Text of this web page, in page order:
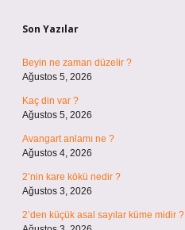
Son Yazılar
Beyin ne zaman düzelir ?
Ağustos 5, 2026
Kaç din var ?
Ağustos 5, 2026
Avangart anlamı ne ?
Ağustos 4, 2026
2’nin kare kökü nedir ?
Ağustos 3, 2026
2’den küçük asal sayılar küme midir ?